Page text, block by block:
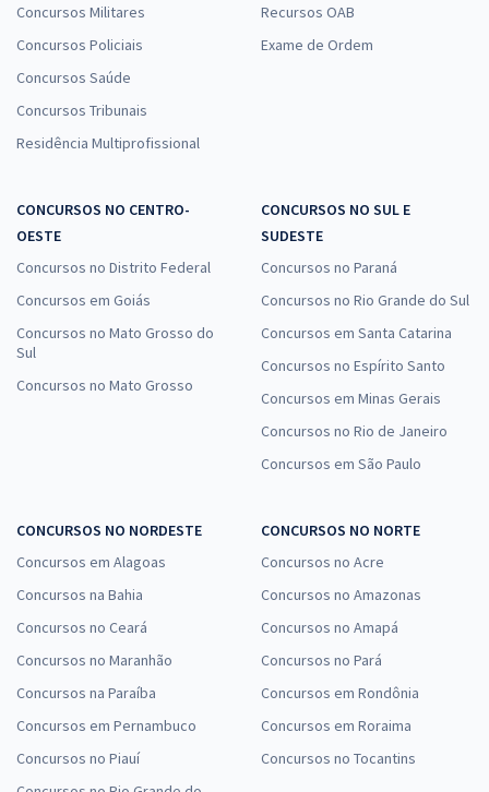
Concursos Militares
Concursos Policiais
Concursos Saúde
Concursos Tribunais
Residência Multiprofissional
Recursos OAB
Exame de Ordem
CONCURSOS NO CENTRO-
OESTE
Concursos no Distrito Federal
Concursos em Goiás
Concursos no Mato Grosso do
Sul
Concursos no Mato Grosso
CONCURSOS NO SUL E
SUDESTE
Concursos no Paraná
Concursos no Rio Grande do Sul
Concursos em Santa Catarina
Concursos no Espírito Santo
Concursos em Minas Gerais
Concursos no Rio de Janeiro
Concursos em São Paulo
CONCURSOS NO NORDESTE
Concursos em Alagoas
Concursos na Bahia
Concursos no Ceará
Concursos no Maranhão
Concursos na Paraíba
Concursos em Pernambuco
Concursos no Piauí
CONCURSOS NO NORTE
Concursos no Acre
Concursos no Amazonas
Concursos no Amapá
Concursos no Pará
Concursos em Rondônia
Concursos em Roraima
Concursos no Tocantins